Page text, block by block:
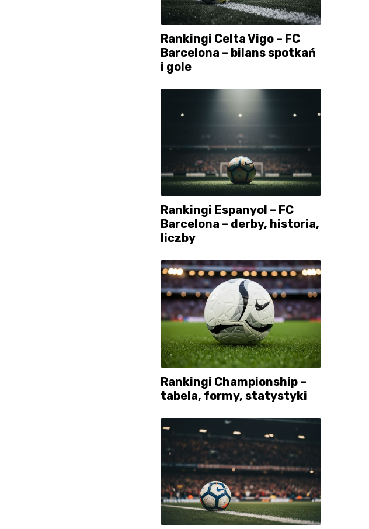
Rankingi Celta Vigo – FC
Barcelona – bilans spotkań
i gole
Rankingi Espanyol – FC
Barcelona – derby, historia,
liczby
Rankingi Championship –
tabela, formy, statystyki